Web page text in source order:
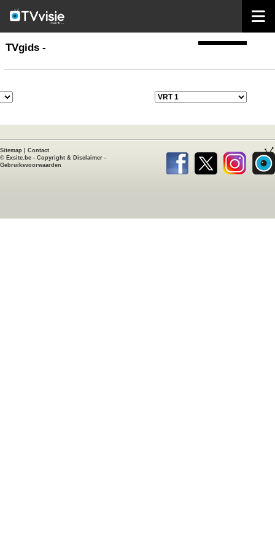
TVgids
TVgids -
Sitemap
Contact
© Exsite.be - Copyright & Disclaimer -
Gebruiksvoorwaarden